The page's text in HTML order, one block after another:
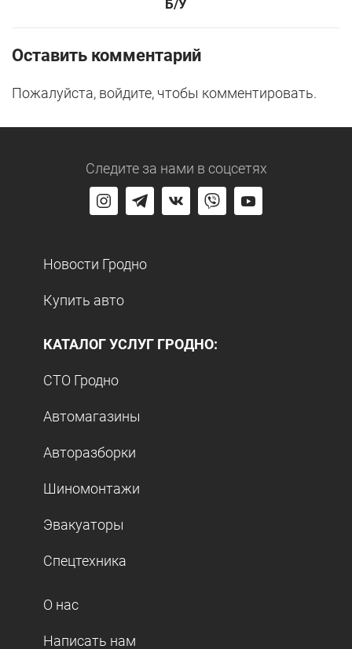
Б/У
Оставить комментарий
Пожалуйста, войдите, чтобы комментировать.
Следите за нами в соцсетях
Новости Гродно
Купить авто
КАТАЛОГ УСЛУГ ГРОДНО:
СТО Гродно
Автомагазины
Авторазборки
Шиномонтажи
Эвакуаторы
Спецтехника
О нас
Написать нам